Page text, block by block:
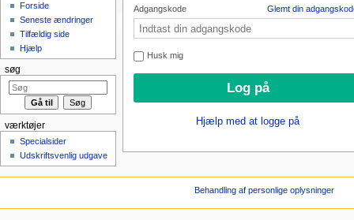
Adgangskode Glemt din
Husk mig
Hjælp med at logge på
Forside
Seneste ændringer
Tilfældig side
Hjælp
søg
værktøjer
Specialsider
Udskriftsvenlig udgave
Behandling af personlige oplysninger